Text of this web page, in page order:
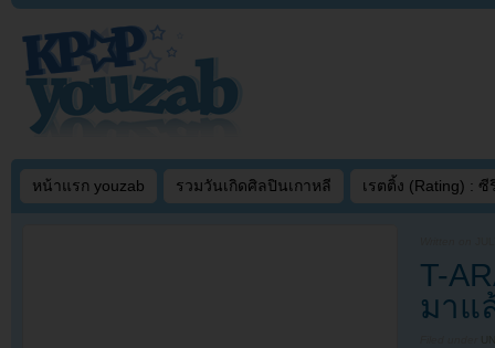
หน้าแรก youzab รวมวันเกิดศิลปินเกาหลี เรตติ้ง (Rating) : ซี
T-
มาแ